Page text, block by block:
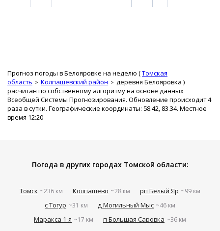
Прогноз погоды в Белояровке на неделю (Томская
область
Колпашевский район деревня Белояровка )
расчитан по собственному алгоритму на основе данных
Всеобщей Системы Прогнозирования. Обновление происходит 4
раза в сутки. Географические координаты: 58.42, 83.34. Местное
время 12:20
Погода в других городах Томской области:
Томск ~236 км Колпашево ~28 км рп Белый Яр ~99 км
с Тогур ~31 км д Могильный Мыс ~46 км
Маракса 1-я ~17 км п Большая Саровка ~36 км